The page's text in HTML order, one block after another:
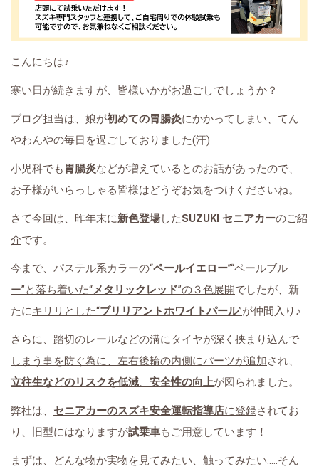
こんにちは♪
寒い日が続きますが、皆様いかがお過ごしでしょうか？
ブログ担当は、娘が初めての胃腸炎にかかってしまい、てん
やわんやの毎日を過ごしておりました(汗)
小児科でも 胃腸炎などが増えているとのお話があったので、
お子様がいらっしゃる皆様はどうぞお気をつけくださいね。
さて今回は、昨年末に新色登場したSUZUKI セニアカーのご紹
介です。
今まで、 パステル系カラーの“ペールイエロー”“ペールブル
ー”と落ち着いた“メタリックレッド”の３色展開でしたが、新
たにキリリとした“ブリリアントホワイトパール”が仲間入り♪
さらに、 踏切のレールなどの溝にタイヤが深く挟まり込んで
しまう事を防ぐ為に、左右後輪の内側にパーツが追加され、
立往生などのリスクを低減、 安全性の向上が図られました。
弊社は、 セニアカーのスズキ安全運転指導店に登録されてお
り、旧型にはなりますが試乗車もご用意しています！
まずは、どんな物か実物を見てみたい、触ってみたい.....そん